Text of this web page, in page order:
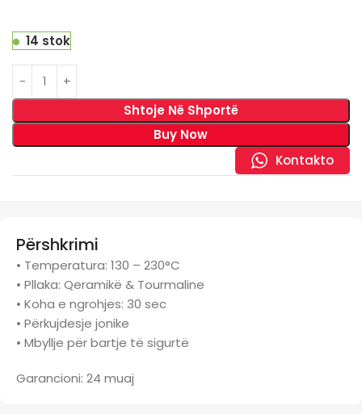
14 stok
Shtoje Në Shportë
Buy Now
Kontakto
Përshkrimi
• Temperatura: 130 – 230°C
• Pllaka: Qeramikë & Tourmaline
• Koha e ngrohjes: 30 sec
• Përkujdesje jonike
• Mbyllje për bartje të sigurtë
Garancioni: 24 muaj